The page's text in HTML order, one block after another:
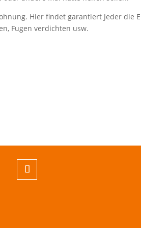
Hier findet garantiert Jeder die
Fugen verdichten usw.